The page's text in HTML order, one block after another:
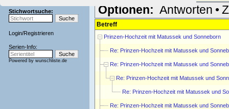
Stichwortsuche:
Login/Registrieren
Serien-Info:
Powered by wunschliste.de
Optionen: Antworten •
Betreff
Prinzen-Hochzeit mit Matussek und Sonneborn
Re: Prinzen-Hochzeit mit Matussek und
Re: Prinzen-Hochzeit mit Matussek und
Re: Prinzen-Hochzeit mit Matussek und
Re: Prinzen-Hochzeit mit Matussek und
Re: Prinzen-Hochzeit mit Matussek und